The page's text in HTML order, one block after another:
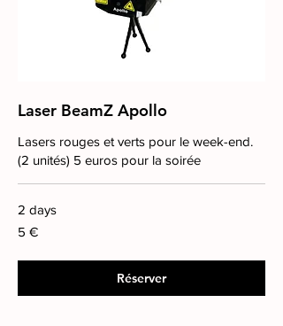
Laser BeamZ Apollo
Lasers rouges et verts pour le week-end.
(2 unités) 5 euros pour la soirée
2 days
euros
5 €
Réserver